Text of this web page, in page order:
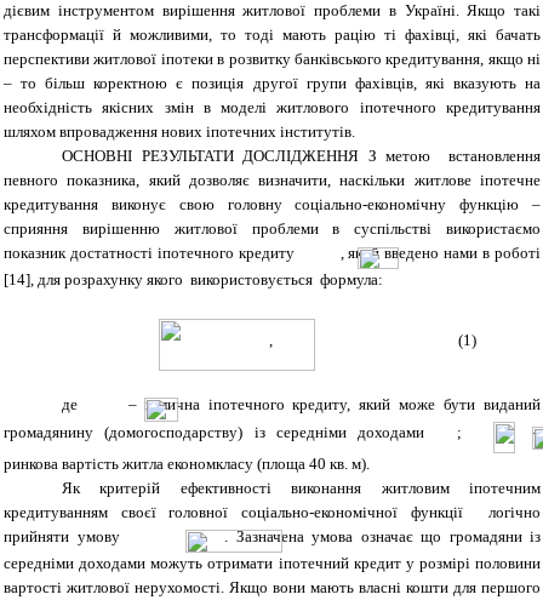
дієвим інструментом вирішення житлової проблеми в Україні. Якщо такі
трансформації й можливими, то тоді мають рацію ті фахівці, які бачать
перспективи житлової іпотеки в розвитку банківського кредитування, якщо ні
– то більш коректною є позиція другої групи фахівців, які вказують на
необхідність якісних змін в моделі житлового іпотечного кредитування
шляхом впровадження нових іпотечних інститутів.
ОСНОВНІ РЕЗУЛЬТАТИ ДОСЛІДЖЕННЯ З метою встановлення
певного показника, який дозволяє визначити, наскільки житлове іпотечне
кредитування виконує свою головну соціально-економічну функцію –
сприяння вирішенню житлової проблеми в суспільстві використаємо
показник достатності іпотечного кредиту
, який введено нами в роботі
[14], для розрахунку якого використовується формула:
, (1)
де
– велична іпотечного кредиту, який може бути виданий
громадянину (домогосподарству) із середніми доходами
;
–
ринкова вартість житла економкласу (площа 40 кв. м).
Як критерій ефективності виконання житловим іпотечним
кредитуванням своєї головної соціально-економічної функції логічно
прийняти умову
. Зазначена умова означає що громадяни із
середніми доходами можуть отримати іпотечний кредит у розмірі половини
вартості житлової нерухомості. Якщо вони мають власні кошти для першого